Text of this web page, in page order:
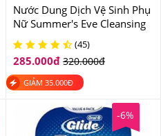
Nước Dung Dịch Vệ Sinh Phụ
Nữ Summer's Eve Cleansing
Wash Simply Sensitive Của
Mỹ
(45)
285.000đ 320.000đ
GIẢM 35.000Đ
-6%